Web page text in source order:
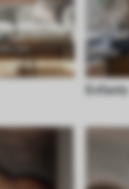
Enfants